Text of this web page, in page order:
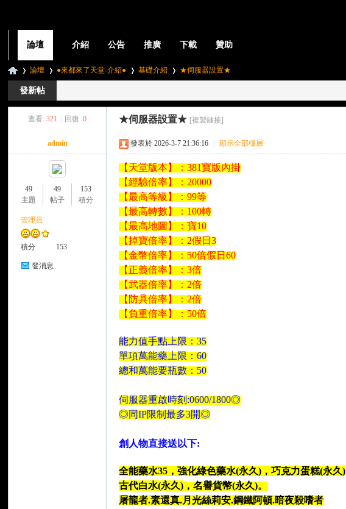
論壇 介紹 公告 推廣 下載 贊助
論壇
›
●來都來了天堂-介紹●
›
基礎介紹
›
★伺服器設置★
發新帖
查看: 321 回復: 0 ★伺服器設置★ [複製鏈接]
admin
49
主題
49
帖子
153
積分
管理員
積分 153
發消息
發表於 2026-3-7 21:36:16 顯示全部樓層
【天堂版本】：381寶版內掛
【經驗倍率】：20000
【最高等級】：99等
【最高轉數】：100轉
【最高地圖】：寶10
【掉寶倍率】：2假日3
【金幣倍率】：50倍假日60
【正義倍率】：3倍
【武器倍率】：2倍
【防具倍率】：2倍
【負重倍率】：50倍
能力值手點上限：35
單項萬能藥上限：60
總和萬能要瓶數：50
伺服器重啟時刻:0600/1800◎
◎同IP限制最多3開◎
創人物直接送以下:
全能藥水35，強化綠色藥水(永久)，巧克力蛋糕(永久)
古代白水(永久) ，名譽貨幣(永久)。
屠龍者.素還真.月光絲莉安.鋼鐵阿頓.暗夜殺嗜者